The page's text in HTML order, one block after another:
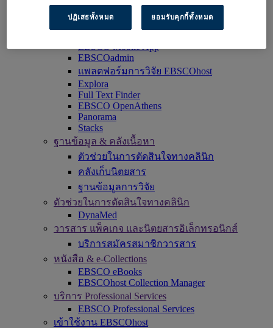
BiblioGraph
EBSCO Discovery Service
EBSCO Mobile App
EBSCOadmin
แพลตฟอร์มการวิจัย EBSCOhost
Explora
Full Text Finder
EBSCO OpenAthens
Panorama
Stacks
ฐานข้อมูล & คลังเนื้อหา
ตัวช่วยในการตัดสินใจทางคลินิก
คลังเก็บนิตยสาร
ฐานข้อมูลการวิจัย
ตัวช่วยในการตัดสินใจทางคลินิก
DynaMed
วารสาร แพ็คเกจ และนิตยสารอิเล็กทรอนิกส์
บริการสมัครสมาชิกวารสาร
หนังสือ & e-Collections
EBSCO eBooks
EBSCOhost Collection Manager
บริการ Professional Services
EBSCO Professional Services
เข้าใช้งาน EBSCOhost
ปฏิเสธทั้งหมด ยอมรับคุกกี้ทั้งหมด